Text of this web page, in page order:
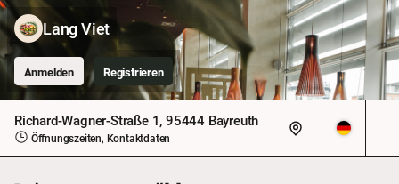
Lang Viet
Anmelden Registrieren
Richard-Wagner-Straße 1, 95444 Bayreuth
Öffnungszeiten, Kontaktdaten